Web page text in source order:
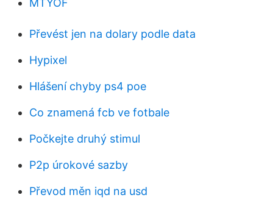
MTYOF
Převést jen na dolary podle data
Hypixel
Hlášení chyby ps4 poe
Co znamená fcb ve fotbale
Počkejte druhý stimul
P2p úrokové sazby
Převod měn iqd na usd